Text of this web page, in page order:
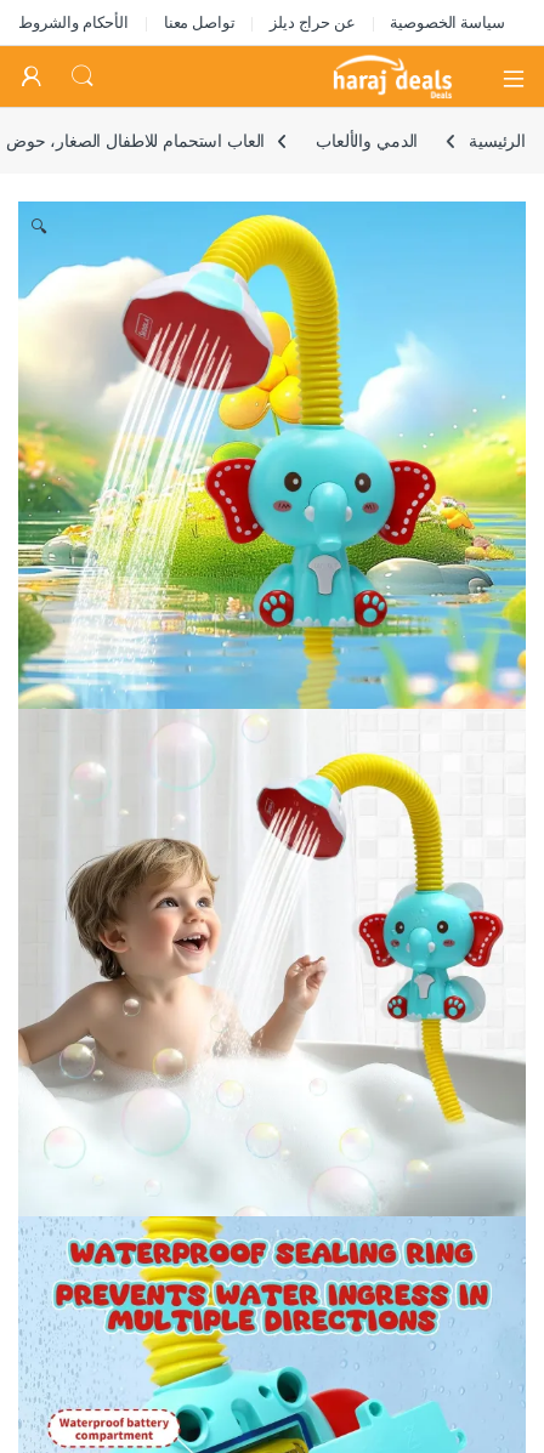
سياسة الخصوصية عن حراج ديلز تواصل معنا الأحكام والشروط
Open
الرئيسية الدمي والألعاب العاب استحمام للاطفال الصغار، حوض
🔍